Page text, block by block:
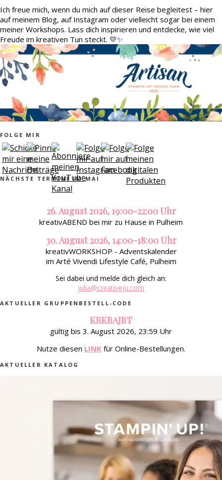
Ich freue mich, wenn du mich auf dieser Reise begleitest – hier
auf meinem Blog, auf Instagram oder vielleicht sogar bei einem
meiner Workshops. Lass dich inspirieren und entdecke, wie viel
Freude im kreativen Tun steckt. 💛✨
FOLGE MIR
NÄCHSTE TERMINE IM MAI
26. August 2026, 19:00-22:00 Uhr
kreativABEND bei mir zu Hause in Pulheim
30. August 2026, 14:00-18:00 Uhr
kreativWORKSHOP - Adventskalender
im Arté Vivendi Lifestyle Café, Pulheim
Sei dabei und melde dich gleich an:
julia@creativeju.com
AKTUELLER GRUPPENBESTELL-CODE
KBKBAJBT
gültig bis 3. August 2026, 23:59 Uhr
Nutze diesen LINK für Online-Bestellungen.
AKTUELLER KATALOG